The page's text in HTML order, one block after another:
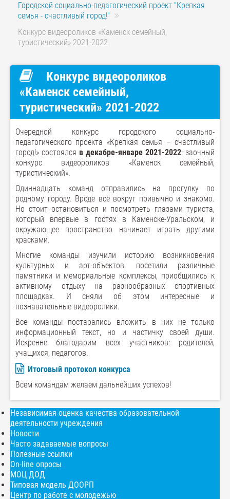
Городской социально-педагогический проект "Крепкая
семья - счастливый город!"
Конкурс видеороликов «Каменск семейный,
туристический» 2021-2022
Конкурс видеороликов
«Каменск семейный,
туристический» 2021-2022
Очередной конкурс городского социально-
педагогического проекта «Крепкая семья – счастливый
город!» состоялся в декабре-январе 2021-2022: заочный
конкурс видеороликов «Каменск семейный,
туристический».
Одиннадцать команд отправились на прогулку по
родному городу. Вроде всё вокруг привычно и знакомо.
Но стоит остановиться и посмотреть глазами туриста,
который впервые в гостях в Каменске-Уральском, и
окружающее пространство начинает играть другими
красками.
Многие команды изучили историю возникновения
культурных и арт-объектов, посетили различные
памятники и мемориальные комплексы, приобщились к
активному отдыху на разнообразных спортивных
площадках. И сняли об этом интересные и
познавательные видеоролики.
Все команды постарались вложить в них не только
информационный текст, но и частичку своей души.
Искренне благодарим всех участников: родителей,
учащихся, педагогов.
Итоговый протокол конкурса
Всем командам желаем дальнейших успехов!
Независимая оценка качества образовательной
деятельности учреждения
Новости
Часто задаваемые вопросы
Полезные ссылки
On-line опросы
МОЦ ДОД
Типовая модель ДООРП
Центр по работе с молодежью